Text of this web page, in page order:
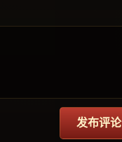
发布评论